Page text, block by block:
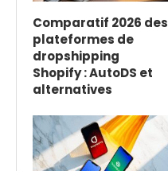
Comparatif 2026 des
plateformes de
dropshipping
Shopify : AutoDS et
alternatives